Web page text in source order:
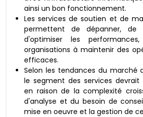
ainsi un bon fonctionnement.
Les services de soutien et de
permettent de dépanner,
d'optimiser les
organisations à maintenir des
efficaces.
Selon les tendances du marché
le segment des services
en raison de la complexité
d'analyse et du besoin de
mise en oeuvre et la gestion de